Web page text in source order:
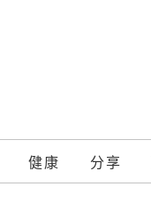
健康 分享